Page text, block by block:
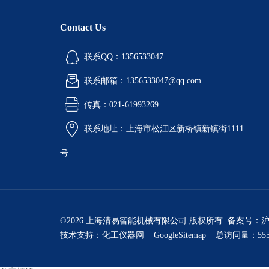
Contact Us
联系QQ：1356533047
联系邮箱：1356533047@qq.com
传真：021-61993269
联系地址：上海市松江区新桥镇新镇街1111
号
©2026 上海清易智能机械有限公司 版权所有 备案号：
技术支持： 化工仪器网 GoogleSitemap 总访问量：